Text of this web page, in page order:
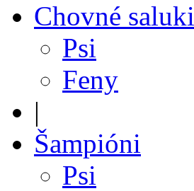
Chovné saluki
Psi
Feny
|
Šampióni
Psi